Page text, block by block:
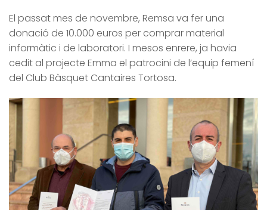
El passat mes de novembre, Remsa va fer una
donació de 10.000 euros per comprar material
informàtic i de laboratori. I mesos enrere, ja havia
cedit al projecte Emma el patrocini de l’equip femení
del Club Bàsquet Cantaires Tortosa.